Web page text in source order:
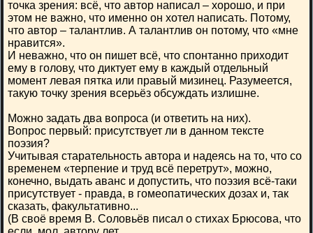
точка зрения: всё, что автор написал – хорошо, и при
этом не важно, что именно он хотел написать. Потому,
что автор – талантлив. А талантлив он потому, что «мне
нравится».
И неважно, что он пишет всё, что спонтанно приходит
ему в голову, что диктует ему в каждый отдельный
момент левая пятка или правый мизинец. Разумеется,
такую точку зрения всерьёз обсуждать излишне.
Можно задать два вопроса (и ответить на них).
Вопрос первый: присутствует ли в данном тексте
поэзия?
Учитывая старательность автора и надеясь на то, что со
временем «терпение и труд всё перетрут», можно,
конечно, выдать аванс и допустить, что поэзия всё-таки
присутствует - правда, в гомеопатических дозах и, так
сказать, факультативно...
(В своё время В. Соловьёв писал о стихах Брюсова, что